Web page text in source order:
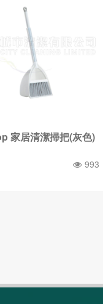
家居清潔掃把(灰色)
993